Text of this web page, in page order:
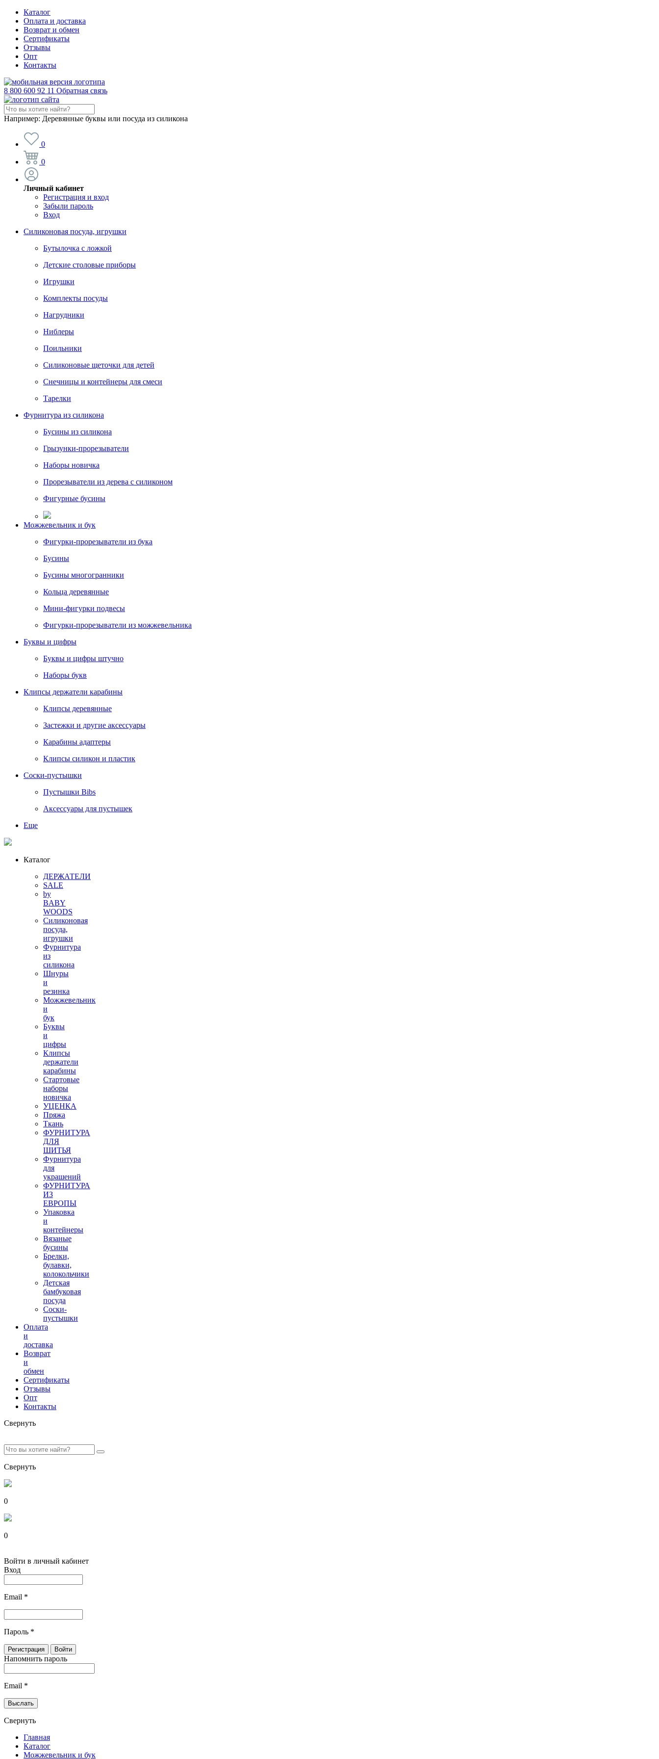
Каталог
Оплата и доставка
Возврат и обмен
Сертификаты
Отзывы
Опт
Контакты
8 800 600 92 11 Обратная связь
Например: Деревянные буквы или посуда из силикона
0
0
Личный кабинет
Регистрация и вход
Забыли пароль
Вход
Силиконовая посуда, игрушки
Бутылочка с ложкой
Детские столовые приборы
Игрушки
Комплекты посуды
Нагрудники
Ниблеры
Поильники
Силиконовые щеточки для детей
Снечницы и контейнеры для смеси
Тарелки
Фурнитура из силикона
Бусины из силикона
Грызунки-прорезыватели
Наборы новичка
Прорезыватели из дерева с силиконом
Фигурные бусины
Можжевельник и бук
Фигурки-прорезыватели из бука
Бусины
Бусины многогранники
Кольца деревянные
Мини-фигурки подвесы
Фигурки-прорезыватели из можжевельника
Буквы и цифры
Буквы и цифры штучно
Наборы букв
Клипсы держатели карабины
Клипсы деревянные
Застежки и другие аксессуары
Карабины адаптеры
Клипсы силикон и пластик
Соски-пустышки
Пустышки Bibs
Аксессуары для пустышек
Еще
Каталог
ДЕРЖАТЕЛИ
SALE
by
BABY
WOODS
Силиконовая
посуда,
игрушки
Фурнитура
из
силикона
Шнуры
и
резинка
Можжевельник
и
бук
Буквы
и
цифры
Клипсы
держатели
карабины
Стартовые
наборы
новичка
УЦЕНКА
Пряжа
Ткань
ФУРНИТУРА
ДЛЯ
ШИТЬЯ
Фурнитура
для
украшений
ФУРНИТУРА
ИЗ
ЕВРОПЫ
Упаковка
и
контейнеры
Вязаные
бусины
Брелки,
булавки,
колокольчики
Детская
бамбуковая
посуда
Соски-
пустышки
Оплата
и
доставка
Возврат
и
обмен
Сертификаты
Отзывы
Опт
Контакты
Свернуть
Свернуть
0
0
Войти в личный кабинет
Вход
Email *
Пароль *
Напомнить пароль
Email *
Свернуть
Главная
Каталог
Можжевельник и бук